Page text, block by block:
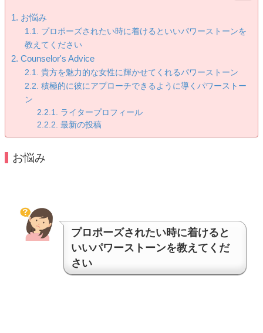
お悩み
プロポーズされたい時に着けるといいパワーストーンを
教えてください
Counselor's Advice
貴方を魅力的な女性に輝かせてくれるパワーストーン
積極的に彼にアプローチできるように導くパワーストー
ン
ライタープロフィール
最新の投稿
お悩み
プロポーズされたい時に着けると
いいパワーストーンを教えてくだ
さい